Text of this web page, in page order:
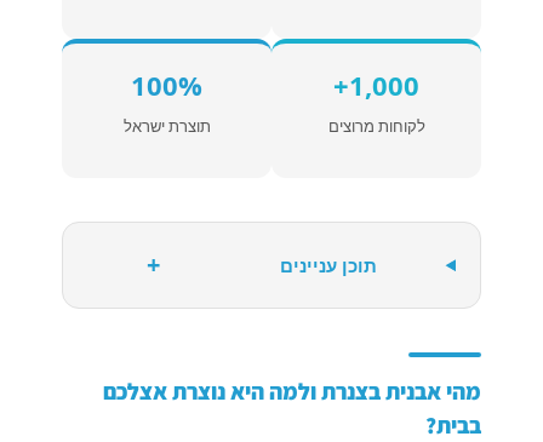
1,000+
לקוחות מרוצים
100%
תוצרת ישראל
תוכן עניינים +
מהי אבנית בצנרת ולמה היא נוצרת אצלכם
בבית?